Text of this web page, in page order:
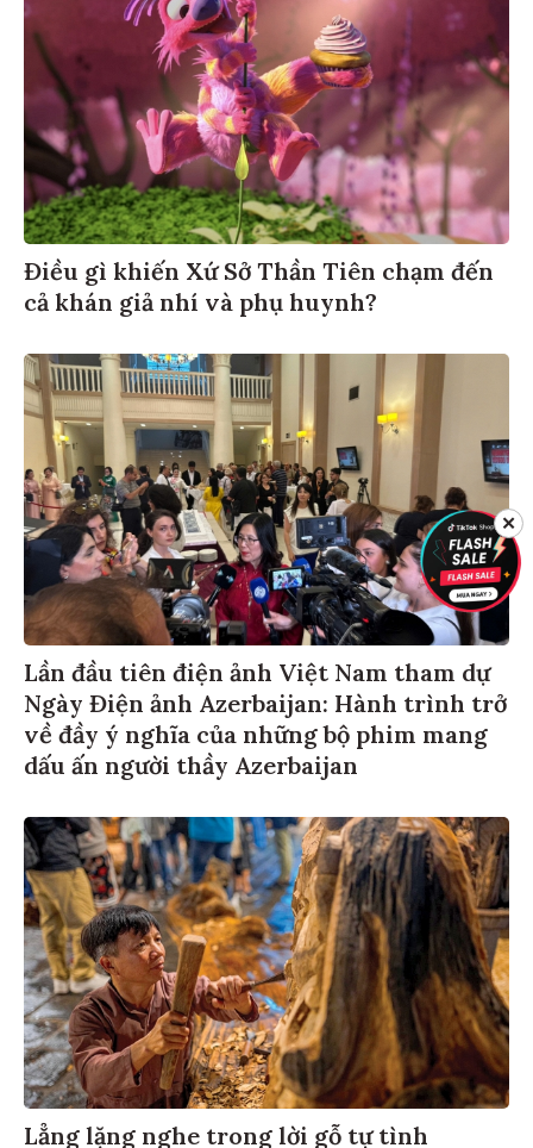
Điều gì khiến Xứ Sở Thần Tiên chạm đến
cả khán giả nhí và phụ huynh?
Lần đầu tiên điện ảnh Việt Nam tham dự
Ngày Điện ảnh Azerbaijan: Hành trình trở
về đầy ý nghĩa của những bộ phim mang
dấu ấn người thầy Azerbaijan
Lẳng lặng nghe trong lời gỗ tự tình
✕